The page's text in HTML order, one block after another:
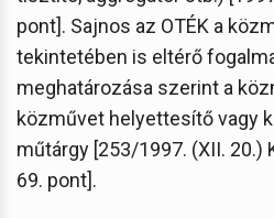
pont]. Sajnos az OTÉK a
tekintetében is eltérő
meghatározása szerint a
közművet helyettesítő vagy
műtárgy [253/1997. (XII. 20.)
69. pont].